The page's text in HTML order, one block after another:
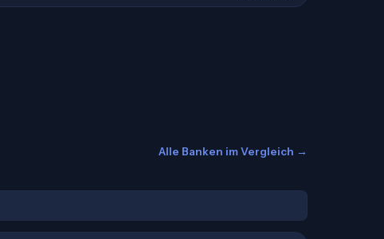
Alle Banken im Vergleich →